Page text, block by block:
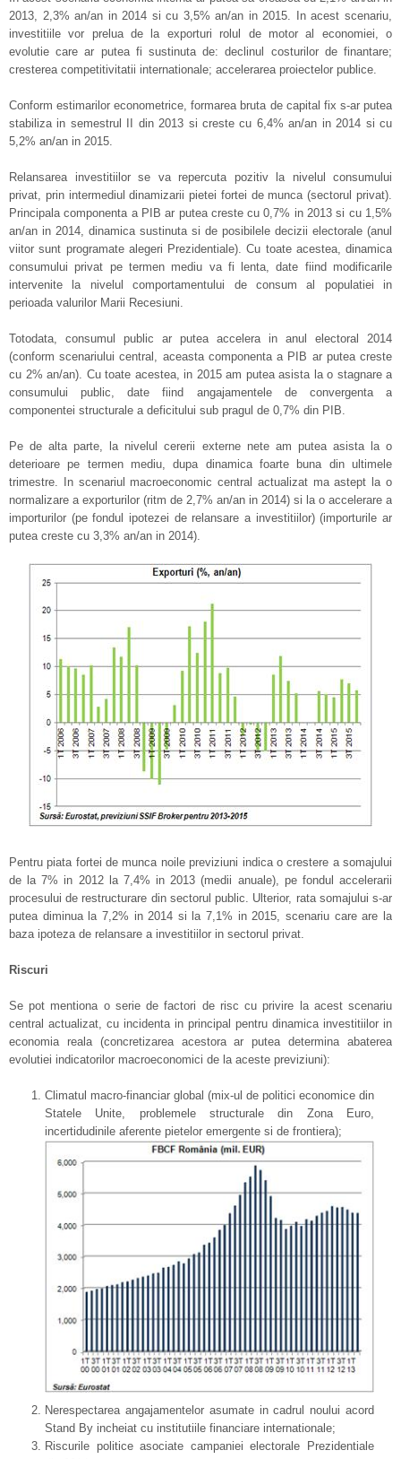
2013, 2,3% an/an in 2014 si cu 3,5% an/an in 2015. In acest scenariu,
investitiile vor prelua de la exporturi rolul de motor al economiei, o
evolutie care ar putea fi sustinuta de: declinul costurilor de finantare;
cresterea competitivitatii internationale; accelerarea proiectelor publice.
Conform estimarilor econometrice, formarea bruta de capital fix s-ar putea
stabiliza in semestrul II din 2013 si creste cu 6,4% an/an in 2014 si cu
5,2% an/an in 2015.
Relansarea investitiilor se va repercuta pozitiv la nivelul consumului
privat, prin intermediul dinamizarii pietei fortei de munca (sectorul privat).
Principala componenta a PIB ar putea creste cu 0,7% in 2013 si cu 1,5%
an/an in 2014, dinamica sustinuta si de posibilele decizii electorale (anul
viitor sunt programate alegeri Prezidentiale). Cu toate acestea, dinamica
consumului privat pe termen mediu va fi lenta, date fiind modificarile
intervenite la nivelul comportamentului de consum al populatiei in
perioada valurilor Marii Recesiuni.
Totodata, consumul public ar putea accelera in anul electoral 2014
(conform scenariului central, aceasta componenta a PIB ar putea creste
cu 2% an/an). Cu toate acestea, in 2015 am putea asista la o stagnare a
consumului public, date fiind angajamentele de convergenta a
componentei structurale a deficitului sub pragul de 0,7% din PIB.
Pe de alta parte, la nivelul cererii externe nete am putea asista la o
deterioare pe termen mediu, dupa dinamica foarte buna din ultimele
trimestre. In scenariul macroeconomic central actualizat ma astept la o
normalizare a exporturilor (ritm de 2,7% an/an in 2014) si la o accelerare a
importurilor (pe fondul ipotezei de relansare a investitiilor) (importurile ar
putea creste cu 3,3% an/an in 2014).
Pentru piata fortei de munca noile previziuni indica o crestere a somajului
de la 7% in 2012 la 7,4% in 2013 (medii anuale), pe fondul accelerarii
procesului de restructurare din sectorul public. Ulterior, rata somajului s-ar
putea diminua la 7,2% in 2014 si la 7,1% in 2015, scenariu care are la
baza ipoteza de relansare a investitiilor in sectorul privat.
Riscuri
Se pot mentiona o serie de factori de risc cu privire la acest scenariu
central actualizat, cu incidenta in principal pentru dinamica investitiilor in
economia reala (concretizarea acestora ar putea determina abaterea
evolutiei indicatorilor macroeconomici de la aceste previziuni):
Climatul macro-financiar global (mix-ul de politici economice din
Statele Unite, problemele structurale din Zona Euro,
incertidudinile aferente pietelor emergente si de frontiera);
Nerespectarea angajamentelor asumate in cadrul noului acord
Stand By incheiat cu institutiile financiare internationale;
Riscurile politice asociate campaniei electorale Prezidentiale